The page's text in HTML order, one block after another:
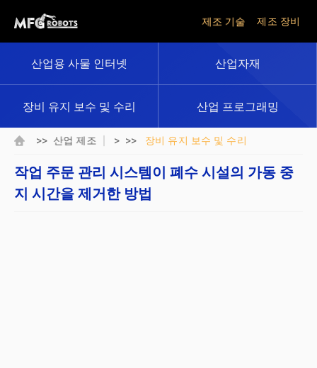
제조 기술 제조 장비
산업용 사물 인터넷 산업자재
장비 유지 보수 및 수리 산업 프로그래밍
>> 산업 제조 > >> 장비 유지 보수 및 수리
작업 주문 관리 시스템이 폐수 시설의 가동 중
지 시간을 제거한 방법